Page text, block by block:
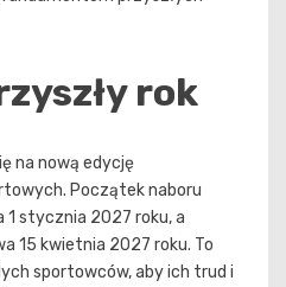
rok
na nową edycję
Początek naboru
1 stycznia 2027 roku, a
15 kwietnia 2027 roku. To
sportowców, aby ich trud i